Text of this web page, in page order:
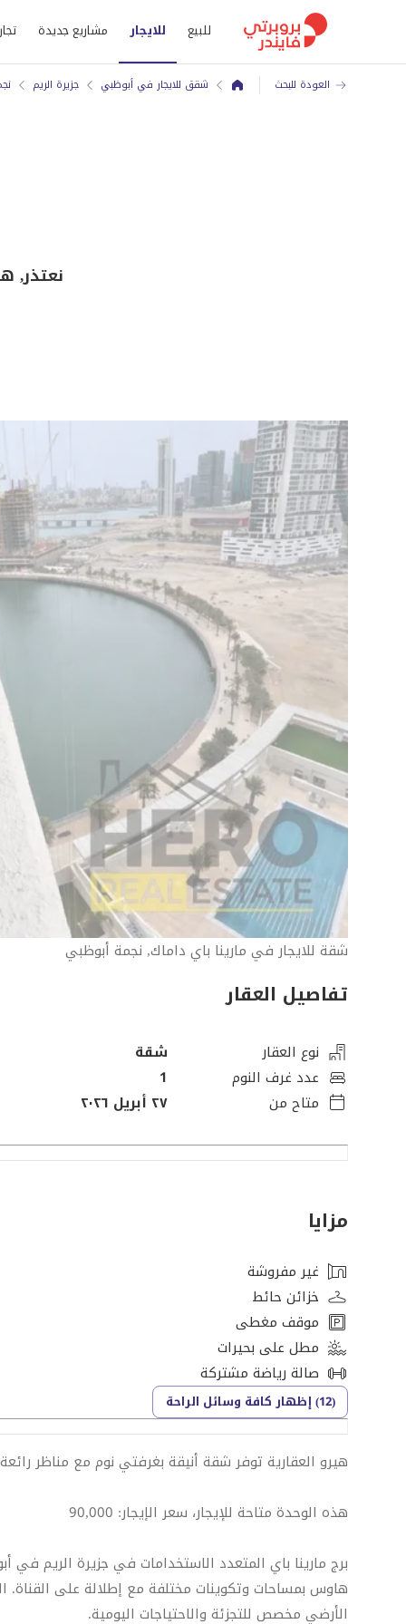
للبيع للايجار مشاريع جديدة
العودة للبحث شقق للايجار في أبوظبي جزيرة الريم
نعتذر,
شقة للايجار في مارينا باي داماك, نجمة أبوظبي
تفاصيل العقار
نوع العقار شقة
عدد غرف النوم
1
متاح من
٢٧ أبريل ٢٠٢٦
مزايا
غير مفروشة
خزائن حائط
موقف مغطى
مطل على بحيرات
صالة رياضة مشتركة
(12) إظهار كافة وسائل الراحة
هيرو العقارية توفر شقة أنيقة بغرفتي نوم مع مناظر
هذه الوحدة متاحة للإيجار، سعر الإيجار: 90,000
برج مارينا باي المتعدد الاستخدامات في جزيرة الريم
هاوس بمساحات وتكوينات مختلفة مع إطلالة على
الأرضي مخصص للتجزئة والاحتياجات اليومية.